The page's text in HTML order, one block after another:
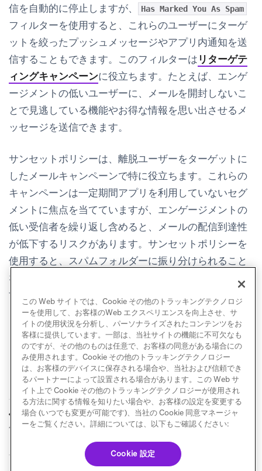
信を自動的に停止しますが、
Has Marked You As Spam
フィルターを使用すると、これらのユーザーにターゲ
ットを絞ったプッシュメッセージやアプリ内通知を送
信することもできます。このフィルターは リターゲテ
ィングキャンペーンに役立ちます。たとえば、エンゲ
ージメントの低いユーザーに、メールを開封しないこ
とで見逃している機能やお得な情報を思い出させるメ
ッセージを送信できます。
サンセットポリシーは、離脱ユーザーをターゲットに
したメールキャンペーンで特に役立ちます。これらの
キャンペーンは一定期間アプリを利用していないセグ
メントに焦点を当てていますが、エンゲージメントの
低い受信者を繰り返し含めると、メールの配信到達性
が低下するリスクがあります。サンセットポリシーを
使用すると、スパムフォルダーに振り分けられること
なく、離脱ユーザーをターゲットにすることができま
す。
前へ Apple Mail のプライ
バシー保護
次へ
送信前に知っておく
べきこと
© Braze. All Rights Reserved Privacy Policy
この Web サイトでは、Cookie その他のトラッキングテクノロジ
ーを使用して、お客様のWeb エクスペリエンスを向上させ、サ
イトの使用状況を分析し、パーソナライズされたコンテンツをお
客様に提供しています。一部は、当社サイトの機能に不可欠なも
のですが、その他のものは任意で、お客様の同意がある場合にの
み使用されます。Cookie その他のトラッキングテクノロジー
は、お客様のデバイスに保存される場合や、当社および信頼でき
るパートナーによって設置される場合があります。この Web サ
イト上で Cookie その他のトラッキングテクノロジーが使用され
る方法に関する情報を知りたい場合や、お客様の設定を変更する
場合 (いつでも変更が可能です)、当社の Cookie 同意マネージャ
ーをご覧ください。詳細については、以下もご確認ください:
Cookie 設定